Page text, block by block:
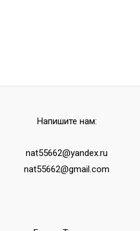
Напишите нам:
nat55662@yandex.ru
nat55662@gmail.com